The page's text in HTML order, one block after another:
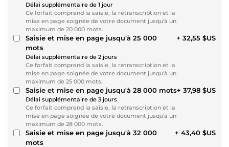
Délai supplémentaire de 1 jour
Ce forfait comprend la saisie, la retranscription et la
mise en page soignée de votre document jusqu'à un
maximum de 20 000 mots.
Saisie et mise en page jusqu'à 25 000
mots
Délai supplémentaire de 2 jours
Ce forfait comprend la saisie, la retranscription et la
mise en page soignée de votre document jusqu'à un
maximum de 25 000 mots.
+ 32,55 $US
Saisie et mise en page jusqu'à 28 000 mots
Délai supplémentaire de 3 jours
Ce forfait comprend la saisie, la retranscription et la
mise en page soignée de votre document jusqu'à un
maximum de 28 000 mots.
+ 37,98 $US
Saisie et mise en page jusqu'à 32 000
mots
+ 43,40 $US